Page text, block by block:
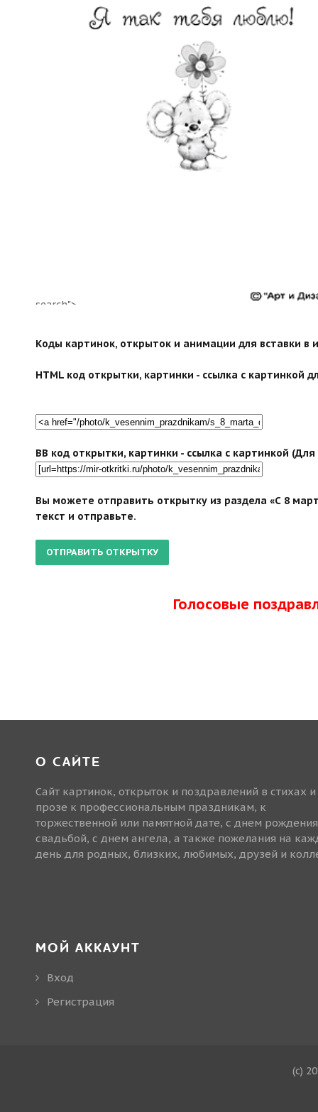
search">
Коды картинок, открыток и анимации для вставки в
HTML код открытки, картинки - ссылка с картинкой
BB код открытки, картинки - ссылка с картинкой
Вы можете отправить открытку из раздела «С 8
текст и отправьте.
Голосовые
О САЙТЕ
Сайт картинок, открыток и поздравлений в стихах и
прозе к профессиональным праздникам, к
торжественной или памятной дате, с днем
свадьбой, с днем ангела, а также пожелания на
день для родных, близких, любимых, друзей и
МОЙ АККАУНТ
Вход
Регистрация
(c)